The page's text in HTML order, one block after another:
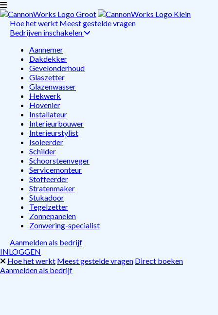
Hoe het werkt Meest gestelde vragen
Bedrijven inschakelen
Aannemer
Dakdekker
Gevelonderhoud
Glaszetter
Glazenwasser
Hekwerk
Hovenier
Installateur
Interieurbouwer
Interieurstylist
Isoleerder
Schilder
Schoorsteenveger
Servicemonteur
Stoffeerder
Stratenmaker
Stukadoor
Tegelzetter
Zonnepanelen
Zonwering-specialist
Aanmelden als bedrijf
INLOGGEN
Hoe het werkt Meest gestelde vragen Direct boeken
Aanmelden als bedrijf